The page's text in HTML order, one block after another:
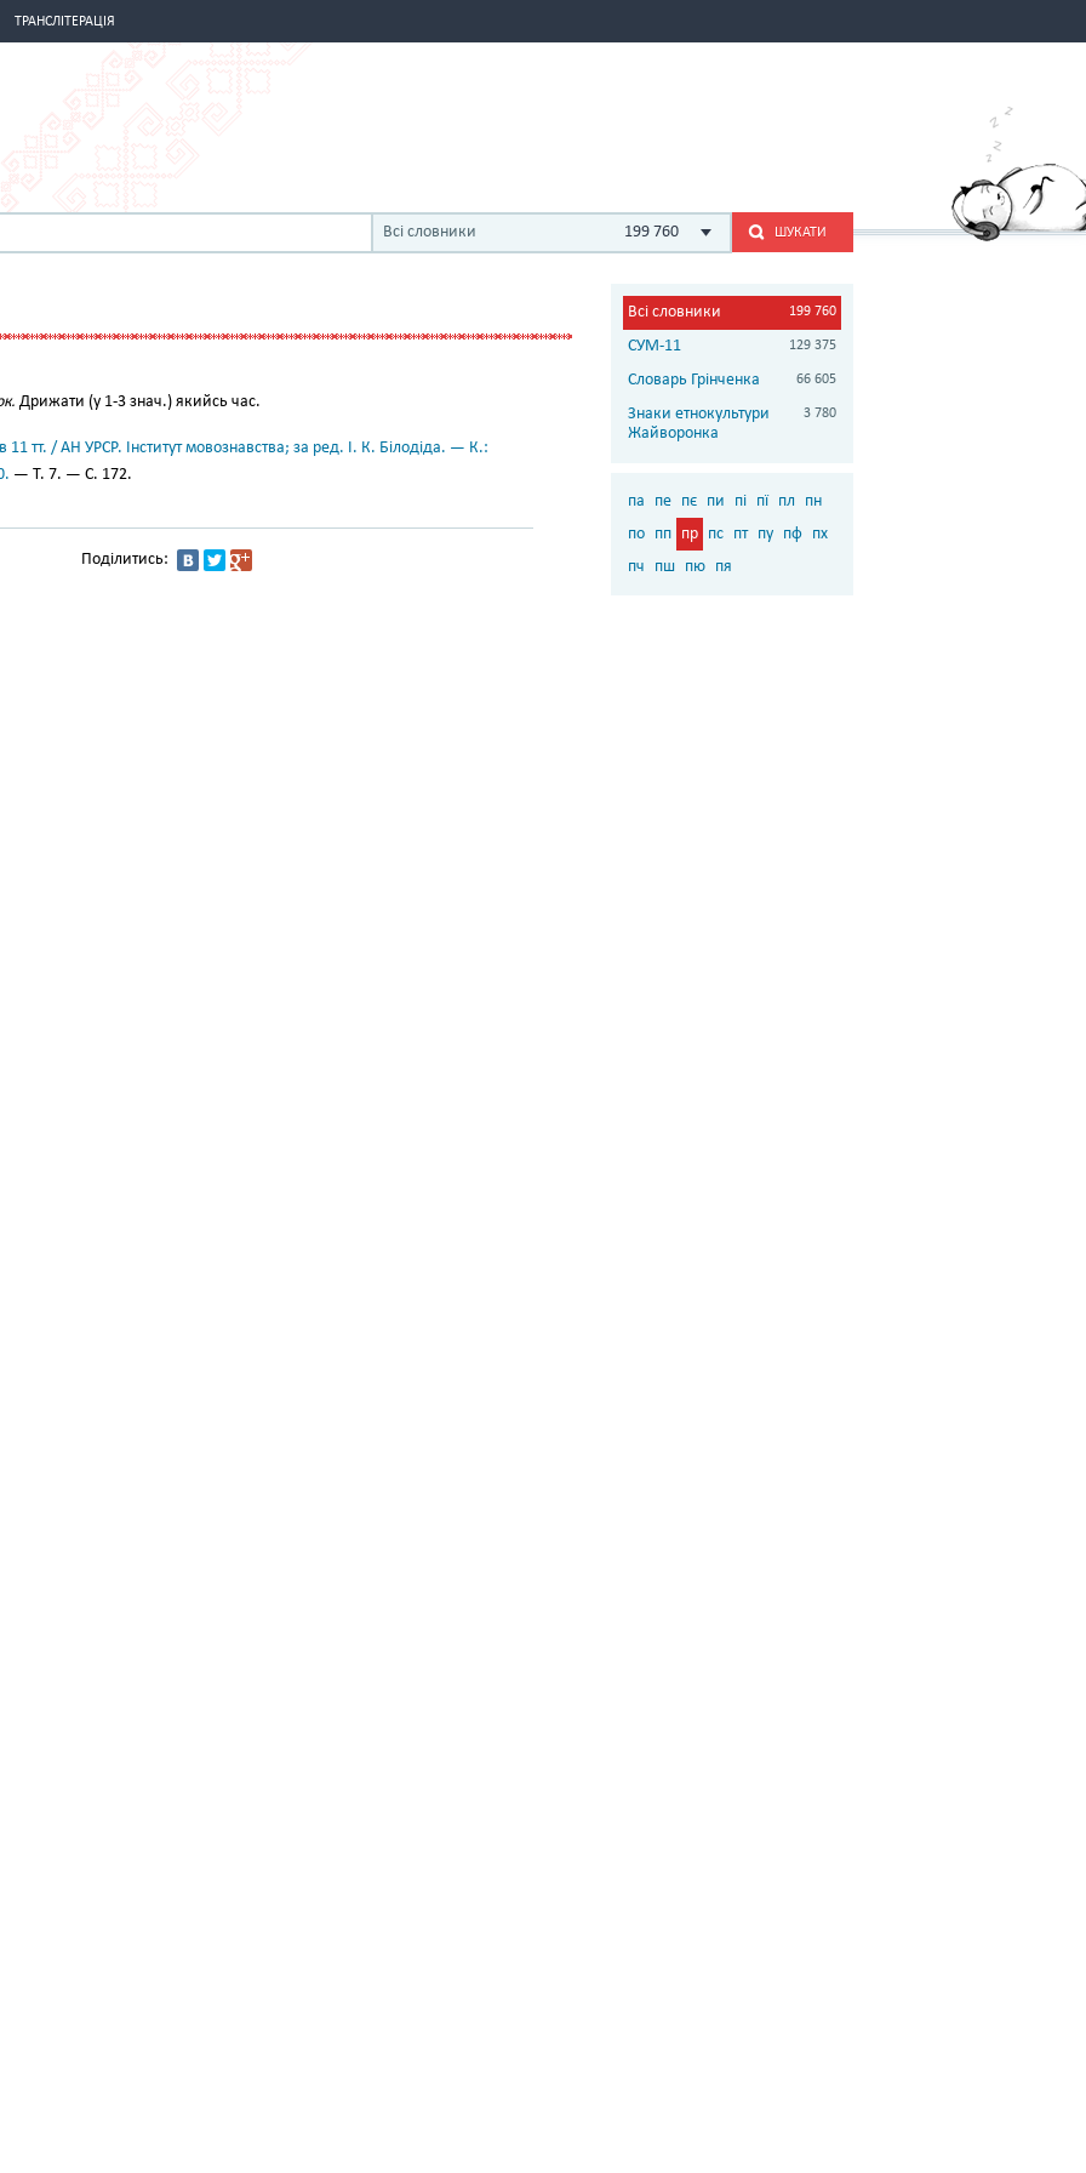
ТРАНСЛІТЕРАЦІЯ
Всі словники 199 760 ШУКАТИ
Дрижати (у 1-3 знач.) якийсь час.
11 тт. / АН УРСР. Інститут мовознавства; за ред. І. К. Білодіда. — К.:
— Т. 7. — С. 172.
Поділитись:
Всі словники 199 760
СУМ-11 129 375
Словарь Грінченка 66 605
Знаки етнокультури
Жайворонка
3 780
па пе пє пи пі пї пл
пн
по пп пр пс пт пу пф пх
пч
пш пю пя